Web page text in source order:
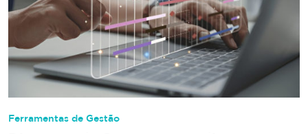
Ferramentas de Gestão